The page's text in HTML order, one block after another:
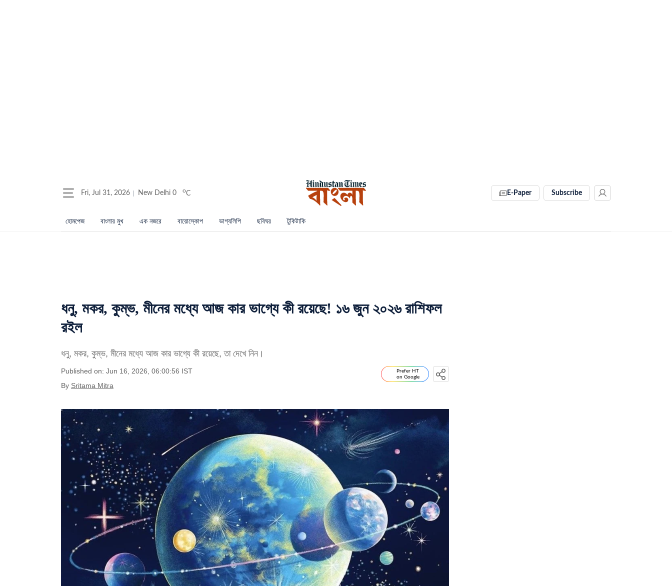
Fri, Jul 31, 2026 New Delhi 0 oC E-Paper Subscribe
হোমপেজ বাংলার মুখ এক নজরে বায়োস্কোপ ভাগ্যলিপি ছবিঘর টুকিটাকি
ধনু, মকর, কুম্ভ, মীনের মধ্যে আজ কার ভাগ্যে কী রয়েছে! ১৬ জুন ২০২৬ রাশিফল
রইল
ধনু, মকর, কুম্ভ, মীনের মধ্যে আজ কার ভাগ্যে কী রয়েছে, তা দেখে নিন।
Published on: Jun 16, 2026, 06:00:56 IST
By Sritama Mitra
Prefer HT
on Google